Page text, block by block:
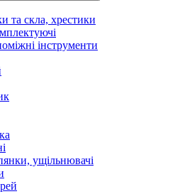
та скла, хрестики
інструменти
ущільнювачі